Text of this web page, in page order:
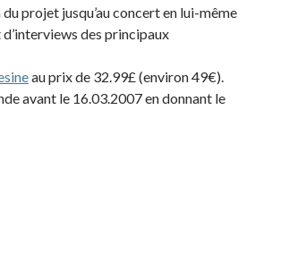
projet jusqu’au concert en lui-même
des principaux
au prix de 32.99£ (environ 49€).
avant le 16.03.2007 en donnant le